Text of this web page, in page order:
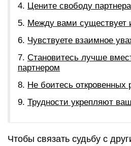
Цените свободу партнера
Между вами существует
Чувствуете взаимное
Становитесь лучше
партнером
Не боитесь откровенных
Трудности укрепляют
Чтобы связать судьбу с